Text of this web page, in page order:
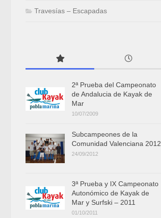
Travesías – Escapadas
2ª Prueba del Campeonato
de Andalucia de Kayak de
Mar
10/07/2009
Subcampeones de la
Comunidad Valenciana 2012
24/09/2012
3ª Prueba y IX Campeonato
Autonómico de Kayak de
Mar y Surfski – 2011
01/10/2011